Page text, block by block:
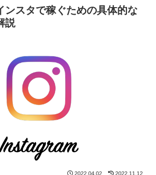
ンスタで稼ぐための具体的な
説
2022.04.02 2022.11.12